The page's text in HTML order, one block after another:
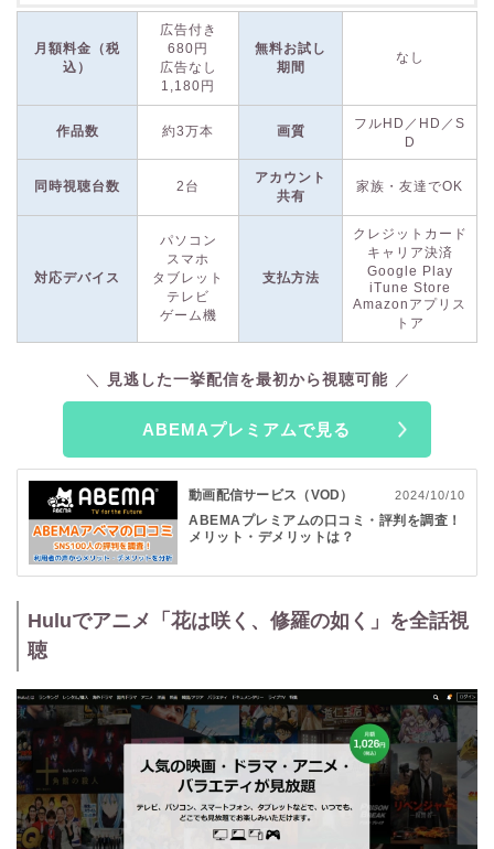
ABEMAプレミアムは、ABEMAで放送されている番組の過去動
画や、プレミアム対象作品が見放題の有料プラン
です。
ABEMAとは、テレビ朝日系列のインターネットTVプラットフ
ォームであり、地上波のテレビと同じく、リアルタイムの放送
ABEMAプレミアムには、無料のスタンダードプランにはな
い、さまざまな機能があります。スタンダードプランでは、番
アムなら過去動画をはじめからすべて視聴可能です。
さらに、放送中の番組を最初から再生できる追っかけ再生にも
対応。放送時間に間に合わなくても、全編を見逃さずに視聴で
アルタイムのコメントを閲覧できるので、ライブ感が好きな方
3万本以上の映画やドラマが見放題 なのも魅力です！
ABEMAプレミアム限定のオリジナルコンテンツ
も多数あり、
恋愛リアリティーショーやお笑いバラエティなどの他サービス
で観られないジャンルも充実しています。
普段ABEMAを観られている方はもちろん、地上波のテレビ代
月額料金（税
込）
広告付き
680円
広告なし
1,180円
無料お試し
期間
なし
作品数 約3万本 画質
フルHD／HD／S
D
同時視聴台数 2台
アカウント
共有
家族・友達でOK
対応デバイス
パソコン
スマホ
タブレット
テレビ
ゲーム機
支払方法
クレジットカード
キャリア決済
Google Play
iTune Store
Amazonアプリス
トア
見逃した一挙配信を最初から視聴可能
ABEMAプレミアムで見る
動画配信サービス（VOD） 2024/10/10
ABEMAプレミアムの口コミ・評判を調査！
メリット・デメリットは？
Huluでアニメ「花は咲く、修羅の如く」を全話視
聴